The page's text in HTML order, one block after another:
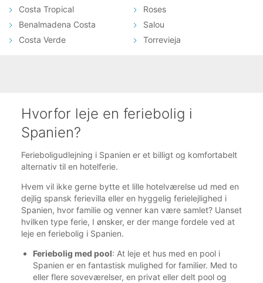
Costa Tropical
Benalmadena Costa
Costa Verde
Roses
Salou
Torrevieja
Hvorfor leje en feriebolig i
Spanien?
Ferieboligudlejning i Spanien er et billigt og komfortabelt
alternativ til en hotelferie.
Hvem vil ikke gerne bytte et lille hotelværelse ud med en
dejlig spansk ferievilla eller en hyggelig ferielejlighed i
Spanien, hvor familie og venner kan være samlet? Uanset
hvilken type ferie, I ønsker, er der mange fordele ved at
leje en feriebolig i Spanien.
Feriebolig med pool: At leje et hus med en pool i
Spanien er en fantastisk mulighed for familier. Med to
eller flere soveværelser, en privat eller delt pool og